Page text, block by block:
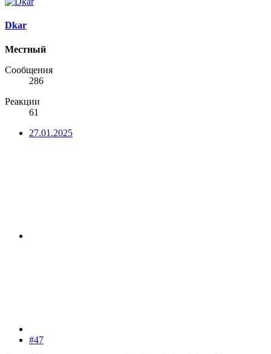
Dkar
Местный
Сообщения
286
Реакции
61
27.01.2025
#47